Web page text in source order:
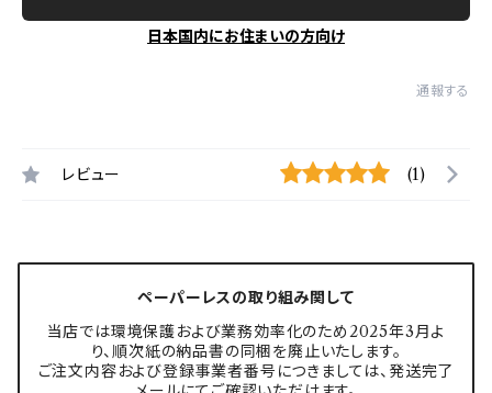
日本国内にお住まいの方向け
通報する
レビュー (1)
ペーパーレスの取り組み関して
当店では環境保護および業務効率化のため2025年3月よ
り、順次紙の納品書の同梱を廃止いたします。
ご注文内容および登録事業者番号につきましては、発送完了